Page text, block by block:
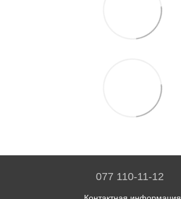
077 110-11-12